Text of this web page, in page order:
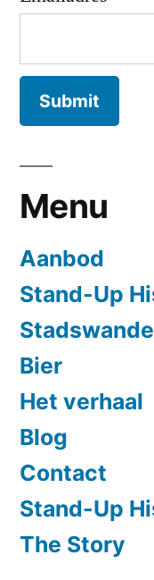
Menu
Aanbod
Stand-Up
Bier
Het verhaal
Blog
Contact
Stand-Up
The Story